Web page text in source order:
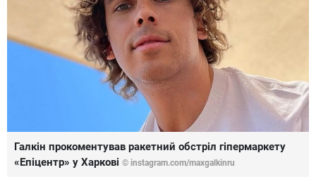
Галкін прокоментував ракетний обстріл гіпермаркету
«Епіцентр» у Харкові © instagram.com/maxgalkinru